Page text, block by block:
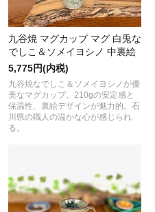
九谷焼 マグカップ マグ 白兎な
でしこ＆ソメイヨシノ 中裏絵
5,775円(内税)
九谷焼なでしこ＆ソメイヨシノが優
美なマグカップ。210gの安定感と
保温性、裏絵デザインが魅力的。石
川県の職人の温かな心が感じられ
る。